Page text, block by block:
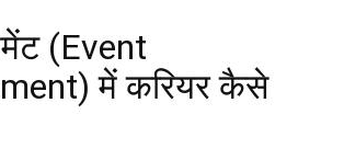
(Event
में करियर कैसे